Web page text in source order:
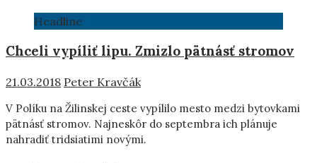
Headline
Chceli vypíliť lipu. Zmizlo pätnásť stromov
21.03.2018 Peter Kravčák
V Políku na Žilinskej ceste vypílilo mesto medzi bytovkami
pätnásť stromov. Najneskôr do septembra ich plánuje
nahradiť tridsiatimi novými.